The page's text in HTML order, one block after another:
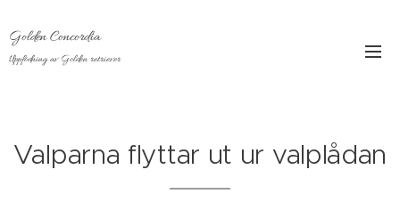
Golden Concordia
Uppfödning av Golden retriever
Valparna flyttar ut ur valplådan